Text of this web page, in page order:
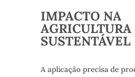
IMPACTO NA
AGRICULTURA
SUSTENTÁVEL
A aplicação precisa de